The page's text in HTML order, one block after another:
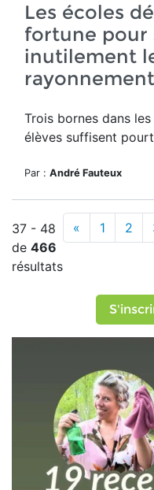
Les écoles
fortune pour
inutilement
Trois bornes dans
élèves suffisent
Par : André Fauteux
37 - 48
de 466
résultats
« 1 2